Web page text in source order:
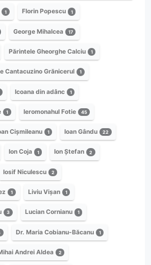
1 Florin Popescu 1
George Mihalcea 17
Părintele Gheorghe Calciu 1
Cantacuzino Grănicerul 1
Icoana din adânc 1
1 Ieromonahul Fotie 45
Cișmileanu 1 Ioan Gându 22
Ion Coja 1 Ion Ștefan 2
Iosif Niculescu 2
1 Liviu Vișan 1
3 Lucian Cornianu 1
Dr. Maria Cobianu-Băcanu 1
Andrei Aldea 2